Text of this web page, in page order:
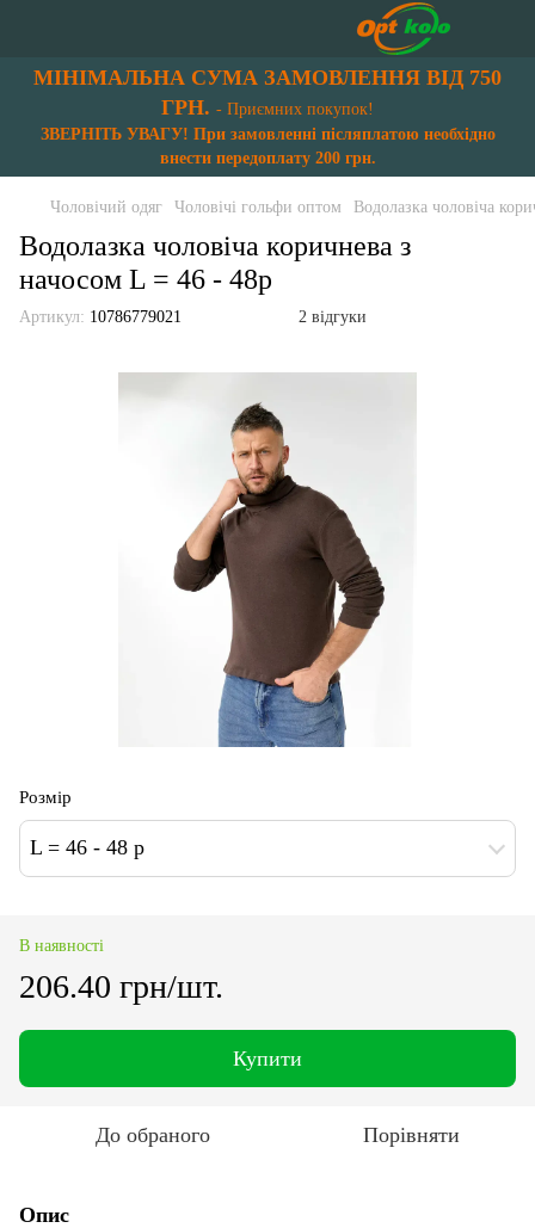
МІНІМАЛЬНА СУМА ЗАМОВЛЕННЯ ВІД 750
ГРН. - Приємних покупок!
ЗВЕРНІТЬ УВАГУ! При замовленні післяплатою необхідно
внести передоплату 200 грн.
Чоловічий одяг Чоловічі гольфи оптом Водолазка чоловіча
Водолазка чоловіча коричнева з
начосом L = 46 - 48p
Артикул: 10786779021 2 відгуки
Розмір
L = 46 - 48 р
В наявності
206.40 грн/шт.
Купити
До обраного Порівняти
Опис